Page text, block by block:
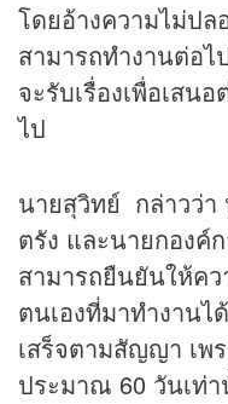
โดยอ้างความไม่ป
สามารถทำงานต่อไ
จะรับเรื่องเพื่อเสน
ไป
นายสุวิทย์ กล่าวว่า
ตรัง และนายกองค์
สามารถยืนยันให้ค
ตนเองที่มาทำงาน
เสร็จตามสัญญา เ
ประมาณ 60 วันเท่